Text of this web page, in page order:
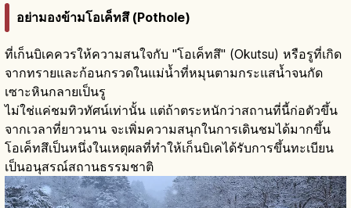
อย่ามองข้ามโอเค็ทสึ (Pothole)
ที่เก็นบิเคควรให้ความสนใจกับ "โอเค็ทสึ" (Okutsu) หรือรูที่เกิด
จากทรายและก้อนกรวดในแม่น้ำที่หมุนตามกระแสน้ำจนกัด
เซาะหินกลายเป็นรู
ไม่ใช่แค่ชมทิวทัศน์เท่านั้น แต่ถ้าตระหนักว่าสถานที่นี้ก่อตัวขึ้น
จากเวลาที่ยาวนาน จะเพิ่มความสนุกในการเดินชมได้มากขึ้น
โอเค็ทสึเป็นหนึ่งในเหตุผลที่ทำให้เก็นบิเคได้รับการขึ้นทะเบียน
เป็นอนุสรณ์สถานธรรมชาติ